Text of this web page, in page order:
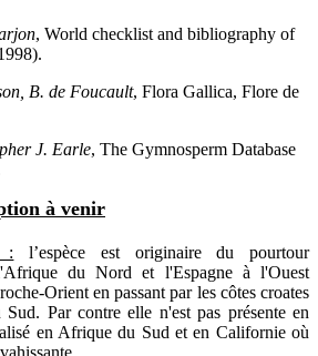
, World checklist and bibliography of
B. de Foucault, Flora Gallica, Flore de
J. Earle, The Gymnosperm Database
à venir
: l’espèce est originaire du pourtour
du Nord et l'Espagne à l'Ouest
Orient en passant par les côtes croates
Par contre elle n'est pas présente en
en Afrique du Sud et en Californie où